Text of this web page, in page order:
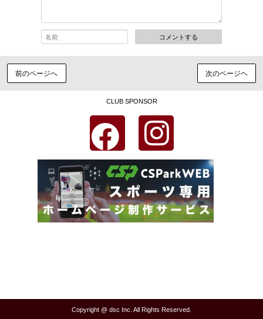
コメントする
前のページへ 次のページヘ
CLUB SPONSOR
Copyright @ dsc Inc. All Rights Reserved.